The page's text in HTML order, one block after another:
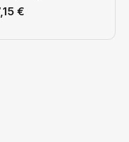
€